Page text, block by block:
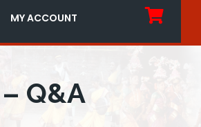
MY ACCOUNT
Q&A